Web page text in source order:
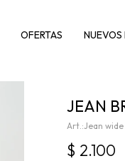
OFERTAS NUEVOS
JEAN
Jean
$ 2.100